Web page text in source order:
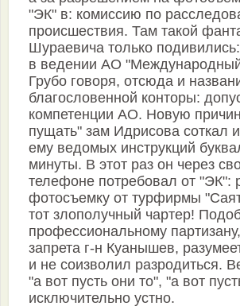
"ЭК" в: комиссию по
происшествия. Там такой
Шураевича только
в ведении АО
Грубо говоря, отсюда и
благословенной конторы:
компетенции АО. Новую
пущать" зам Идрисова соткал
ему ведомых инструкций
минуты. В этот раз он через
телефоне потребовал от "ЭК":
фотосъемку от турфирмы
тот злополучный чартер!
профессиональному
запрета г-н Куанышев,
и не соизволил разродиться.
"а вот пусть они то", "а вот
исключительно устно.